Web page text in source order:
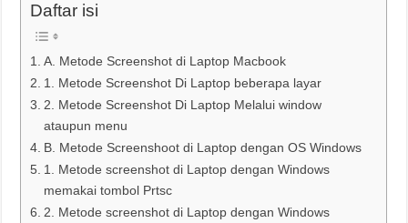
Daftar isi
A. Metode Screenshot di Laptop Macbook
1. Metode Screenshot Di Laptop beberapa layar
2. Metode Screenshot Di Laptop Melalui window
ataupun menu
B. Metode Screenshoot di Laptop dengan OS Windows
1. Metode screenshot di Laptop dengan Windows
memakai tombol Prtsc
2. Metode screenshot di Laptop dengan Windows